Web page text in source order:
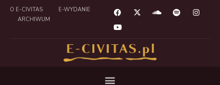
O E-CIVITAS
E-WYDANIE
ARCHIWUM